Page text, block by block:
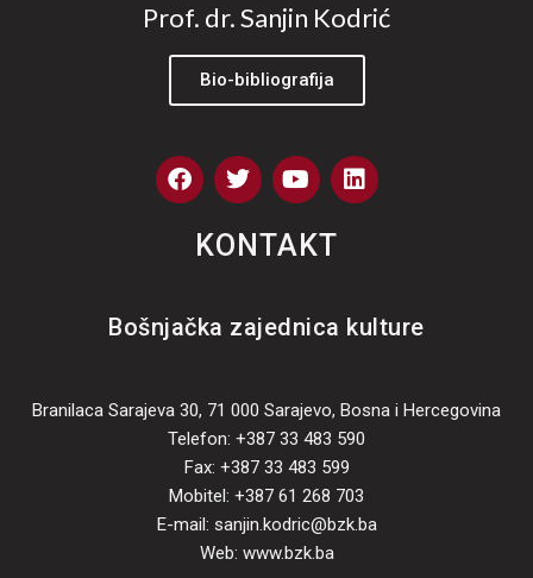
Prof. dr. Sanjin Kodrić
Bio-bibliografija
F
a
k
T
w
t
t
Y
o
t
u
L
i
n
KONTAKT
Bošnjačka zajednica kulture
Branilaca Sarajeva 30, 71 000 Sarajevo, Bosna i Hercegovina
Telefon: +387 33 483 590
Fax: +387 33 483 599
Mobitel: +387 61 268 703
E-mail: sanjin.kodric@bzk.ba
Web: www.bzk.ba